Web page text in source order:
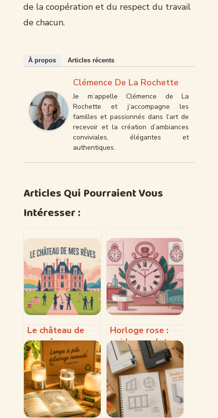
de la coopération et du respect du travail
de chacun.
À propos Articles récents
Clémence De La Rochette
Je m’appelle Clémence de La
Rochette et j’accompagne les
familles et passionnés dans l’art de
recevoir et la création d’ambiances
conviviales, élégantes et
authentiques.
Articles Qui Pourraient Vous
Intéresser :
Le château de
mes rêves que
sont-ils devenus :
comprendre
l’émission et ses
coulisses
Horloge rose :
guide complet
pour choisir un
modèle décoratif
et pratique